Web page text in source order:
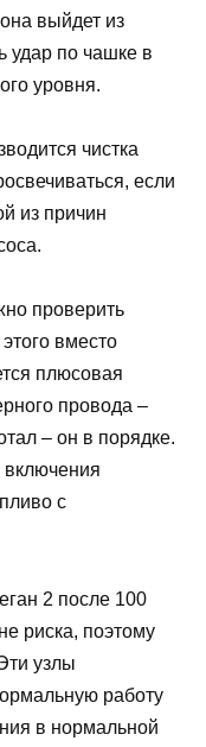
выйдет из
удар по чашке в
уровня.
чистка
если
из причин
проверить
вместо
плюсовая
провода –
– он в порядке.
включения
с
2 после 100
риска, поэтому
узлы
работу
в нормальной